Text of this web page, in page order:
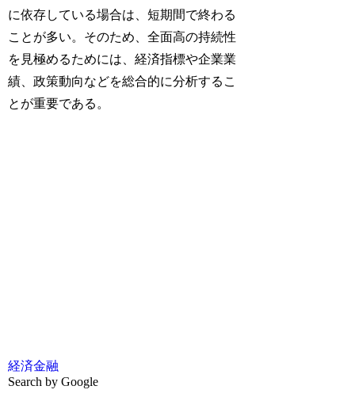
に依存している場合は、短期間で終わる
ことが多い。そのため、全面高の持続性
を見極めるためには、経済指標や企業業
績、政策動向などを総合的に分析するこ
とが重要である。
経済金融
Search by Google